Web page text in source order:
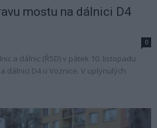
mostu na dálnici D4
0
a dálnic (ŘSD) v pátek 10. listopadu
dálnici D4 u Voznice. V uplynulých